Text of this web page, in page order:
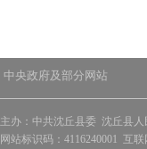
主办：中共沈丘县委 沈丘县
网站标识码：4116240001 互